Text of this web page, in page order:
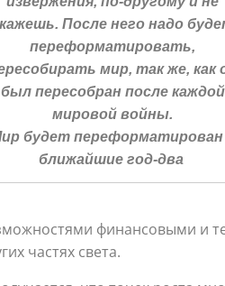
После него надо
переформатировать,
мир, так же, как
был пересобран после каждой
мировой войны.
будет переформатирован
ближайшие год-два
финансовыми и
частях света.